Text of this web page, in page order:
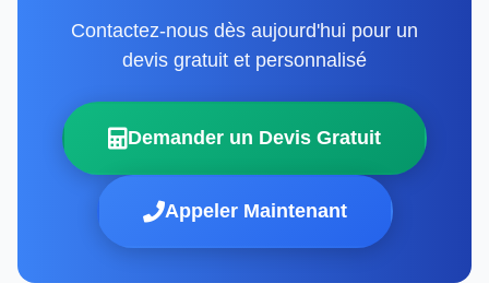
Contactez-nous dès aujourd'hui pour un
devis gratuit et personnalisé
Demander un Devis Gratuit
Appeler Maintenant